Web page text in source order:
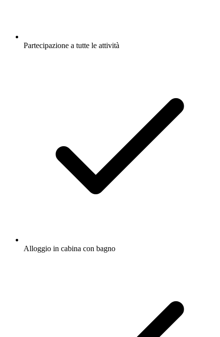
Partecipazione a tutte le attività
Alloggio in cabina con bagno